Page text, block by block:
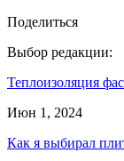
Поделиться
Выбор редакции:
Теплоизоляция
Июн 1, 2024
Как я выбирал